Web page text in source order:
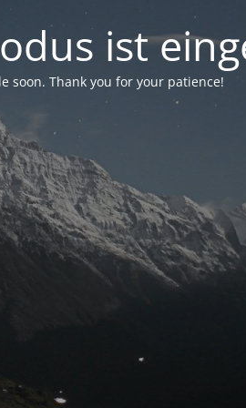
ist
soon. Thank you for your patience!